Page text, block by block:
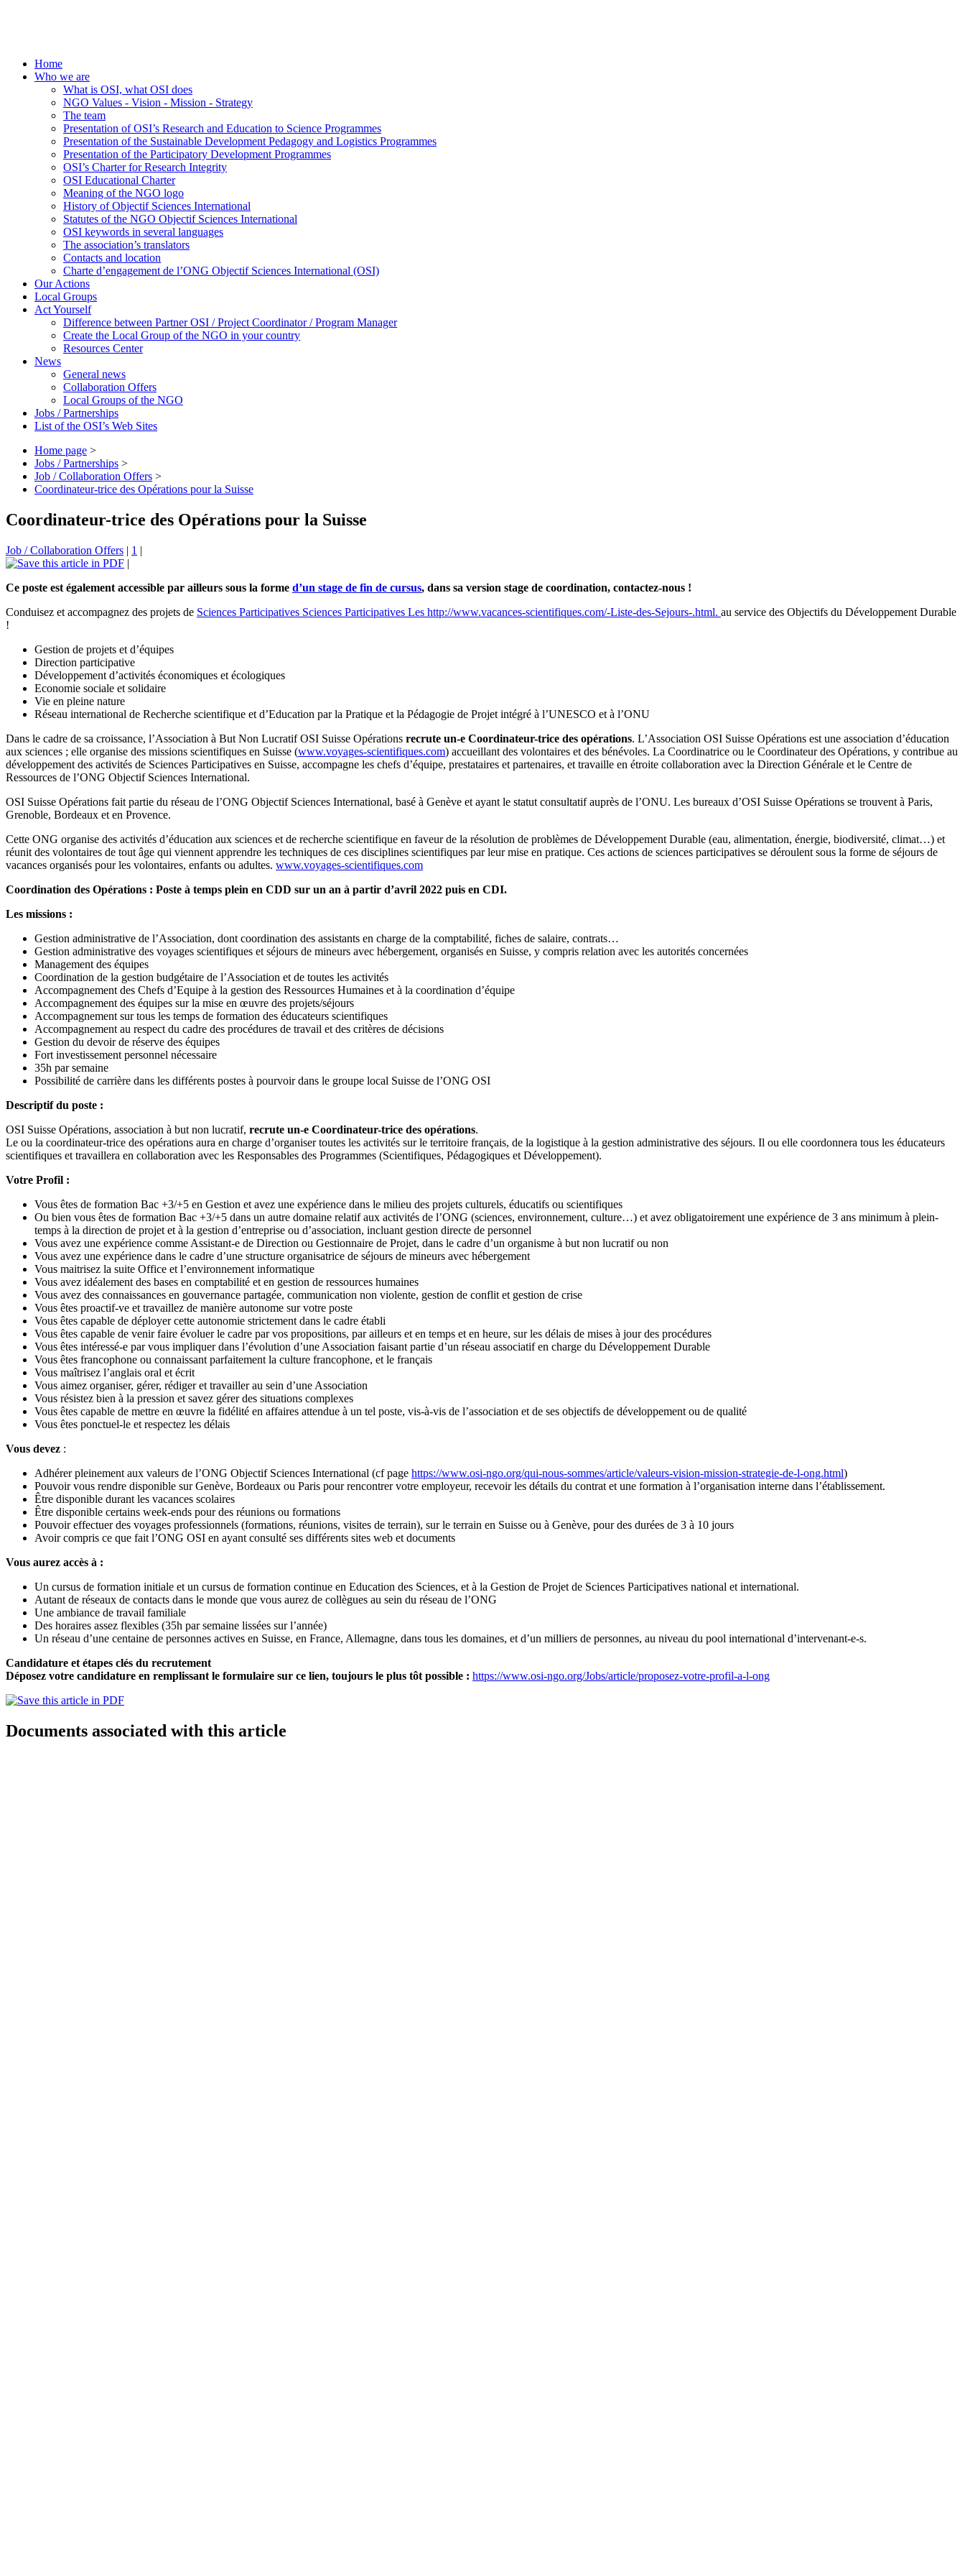
Home
Who we are
What is OSI, what OSI does
NGO Values - Vision - Mission - Strategy
The team
Presentation of OSI’s Research and Education to Science Programmes
Presentation of the Sustainable Development Pedagogy and Logistics Programmes
Presentation of the Participatory Development Programmes
OSI’s Charter for Research Integrity
OSI Educational Charter
Meaning of the NGO logo
History of Objectif Sciences International
Statutes of the NGO Objectif Sciences International
OSI keywords in several languages
The association’s translators
Contacts and location
Charte d’engagement de l’ONG Objectif Sciences International (OSI)
Our Actions
Local Groups
Act Yourself
Difference between Partner OSI / Project Coordinator / Program Manager
Create the Local Group of the NGO in your country
Resources Center
News
General news
Collaboration Offers
Local Groups of the NGO
Jobs / Partnerships
List of the OSI’s Web Sites
Home page >
Jobs / Partnerships >
Job / Collaboration Offers >
Coordinateur-trice des Opérations pour la Suisse
Coordinateur-trice des Opérations pour la Suisse
Job / Collaboration Offers | 1 |
|
Ce poste est également accessible par ailleurs sous la forme d’un stage de fin de cursus, dans sa version stage de coordination, contactez-nous !
Conduisez et accompagnez des projets de Sciences Participatives Sciences Participatives Les http://www.vacances-scientifiques.com/-Liste-des-Sejours-.html. au service des Objectifs du Développement Durable
!
Gestion de projets et d’équipes
Direction participative
Développement d’activités économiques et écologiques
Economie sociale et solidaire
Vie en pleine nature
Réseau international de Recherche scientifique et d’Education par la Pratique et la Pédagogie de Projet intégré à l’UNESCO et à l’ONU
Dans le cadre de sa croissance, l’Association à But Non Lucratif OSI Suisse Opérations recrute un-e Coordinateur-trice des opérations. L’Association OSI Suisse Opérations est une association d’éducation
aux sciences ; elle organise des missions scientifiques en Suisse (www.voyages-scientifiques.com) accueillant des volontaires et des bénévoles. La Coordinatrice ou le Coordinateur des Opérations, y contribue au
développement des activités de Sciences Participatives en Suisse, accompagne les chefs d’équipe, prestataires et partenaires, et travaille en étroite collaboration avec la Direction Générale et le Centre de
Ressources de l’ONG Objectif Sciences International.
OSI Suisse Opérations fait partie du réseau de l’ONG Objectif Sciences International, basé à Genève et ayant le statut consultatif auprès de l’ONU. Les bureaux d’OSI Suisse Opérations se trouvent à Paris,
Grenoble, Bordeaux et en Provence.
Cette ONG organise des activités d’éducation aux sciences et de recherche scientifique en faveur de la résolution de problèmes de Développement Durable (eau, alimentation, énergie, biodiversité, climat…) et
réunit des volontaires de tout âge qui viennent apprendre les techniques de ces disciplines scientifiques par leur mise en pratique. Ces actions de sciences participatives se déroulent sous la forme de séjours de
vacances organisés pour les volontaires, enfants ou adultes. www.voyages-scientifiques.com
Coordination des Opérations : Poste à temps plein en CDD sur un an à partir d’avril 2022 puis en CDI.
Les missions :
Gestion administrative de l’Association, dont coordination des assistants en charge de la comptabilité, fiches de salaire, contrats…
Gestion administrative des voyages scientifiques et séjours de mineurs avec hébergement, organisés en Suisse, y compris relation avec les autorités concernées
Management des équipes
Coordination de la gestion budgétaire de l’Association et de toutes les activités
Accompagnement des Chefs d’Equipe à la gestion des Ressources Humaines et à la coordination d’équipe
Accompagnement des équipes sur la mise en œuvre des projets/séjours
Accompagnement sur tous les temps de formation des éducateurs scientifiques
Accompagnement au respect du cadre des procédures de travail et des critères de décisions
Gestion du devoir de réserve des équipes
Fort investissement personnel nécessaire
35h par semaine
Possibilité de carrière dans les différents postes à pourvoir dans le groupe local Suisse de l’ONG OSI
Descriptif du poste :
OSI Suisse Opérations, association à but non lucratif, recrute un-e Coordinateur-trice des opérations.
Le ou la coordinateur-trice des opérations aura en charge d’organiser toutes les activités sur le territoire français, de la logistique à la gestion administrative des séjours. Il ou elle coordonnera tous les éducateurs
scientifiques et travaillera en collaboration avec les Responsables des Programmes (Scientifiques, Pédagogiques et Développement).
Votre Profil :
Vous êtes de formation Bac +3/+5 en Gestion et avez une expérience dans le milieu des projets culturels, éducatifs ou scientifiques
Ou bien vous êtes de formation Bac +3/+5 dans un autre domaine relatif aux activités de l’ONG (sciences, environnement, culture…) et avez obligatoirement une expérience de 3 ans minimum à plein-
temps à la direction de projet et à la gestion d’entreprise ou d’association, incluant gestion directe de personnel
Vous avez une expérience comme Assistant-e de Direction ou Gestionnaire de Projet, dans le cadre d’un organisme à but non lucratif ou non
Vous avez une expérience dans le cadre d’une structure organisatrice de séjours de mineurs avec hébergement
Vous maitrisez la suite Office et l’environnement informatique
Vous avez idéalement des bases en comptabilité et en gestion de ressources humaines
Vous avez des connaissances en gouvernance partagée, communication non violente, gestion de conflit et gestion de crise
Vous êtes proactif-ve et travaillez de manière autonome sur votre poste
Vous êtes capable de déployer cette autonomie strictement dans le cadre établi
Vous êtes capable de venir faire évoluer le cadre par vos propositions, par ailleurs et en temps et en heure, sur les délais de mises à jour des procédures
Vous êtes intéressé-e par vous impliquer dans l’évolution d’une Association faisant partie d’un réseau associatif en charge du Développement Durable
Vous êtes francophone ou connaissant parfaitement la culture francophone, et le français
Vous maîtrisez l’anglais oral et écrit
Vous aimez organiser, gérer, rédiger et travailler au sein d’une Association
Vous résistez bien à la pression et savez gérer des situations complexes
Vous êtes capable de mettre en œuvre la fidélité en affaires attendue à un tel poste, vis-à-vis de l’association et de ses objectifs de développement ou de qualité
Vous êtes ponctuel-le et respectez les délais
Vous devez :
Adhérer pleinement aux valeurs de l’ONG Objectif Sciences International (cf page https://www.osi-ngo.org/qui-nous-sommes/article/valeurs-vision-mission-strategie-de-l-ong.html)
Pouvoir vous rendre disponible sur Genève, Bordeaux ou Paris pour rencontrer votre employeur, recevoir les détails du contrat et une formation à l’organisation interne dans l’établissement.
Être disponible durant les vacances scolaires
Être disponible certains week-ends pour des réunions ou formations
Pouvoir effectuer des voyages professionnels (formations, réunions, visites de terrain), sur le terrain en Suisse ou à Genève, pour des durées de 3 à 10 jours
Avoir compris ce que fait l’ONG OSI en ayant consulté ses différents sites web et documents
Vous aurez accès à :
Un cursus de formation initiale et un cursus de formation continue en Education des Sciences, et à la Gestion de Projet de Sciences Participatives national et international.
Autant de réseaux de contacts dans le monde que vous aurez de collègues au sein du réseau de l’ONG
Une ambiance de travail familiale
Des horaires assez flexibles (35h par semaine lissées sur l’année)
Un réseau d’une centaine de personnes actives en Suisse, en France, Allemagne, dans tous les domaines, et d’un milliers de personnes, au niveau du pool international d’intervenant-e-s.
Candidature et étapes clés du recrutement
Déposez votre candidature en remplissant le formulaire sur ce lien, toujours le plus tôt possible : https://www.osi-ngo.org/Jobs/article/proposez-votre-profil-a-l-ong
Documents associated with this article